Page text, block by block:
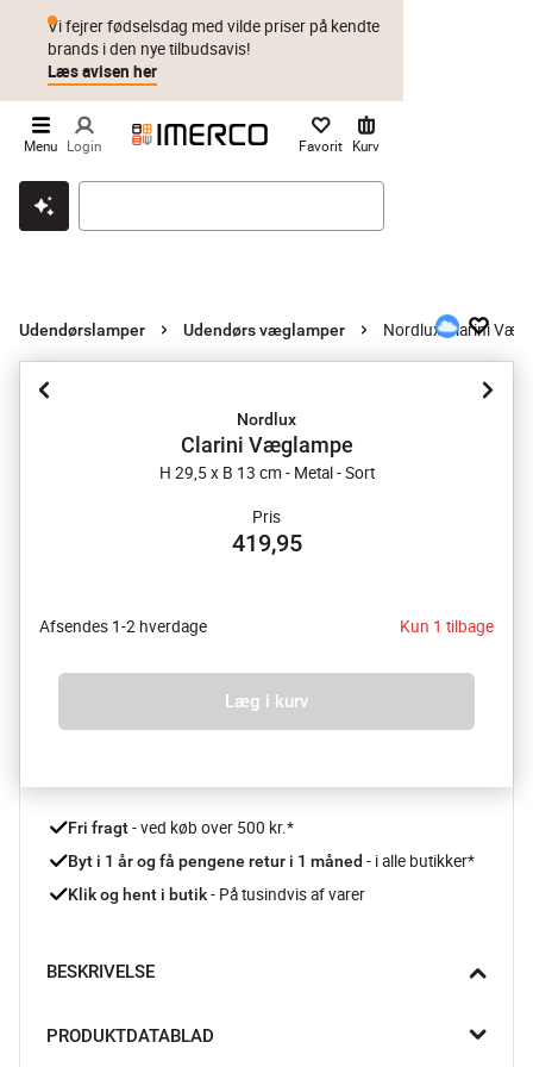
Klik & hent Byt i 1 år Prismatch
Vi fejrer fødselsdag med vilde priser på kendte
brands i den nye tilbudsavis!
Læs avisen her
Menu Login Favorit Kurv
Udendørslamper Udendørs væglamper Nordlux Clarini
Nordlux
Clarini Væglampe
H 29,5 x B 13 cm - Metal - Sort
Pris
419,95
Afsendes 1-2 hverdage Kun 1 tilbage
Læg i kurv
Fri fragt - ved køb over 500 kr.*
Byt i 1 år og få pengene retur i 1 måned - i alle butikker*
Klik og hent i butik - På tusindvis af varer
BESKRIVELSE
stemningsfuldt lys langs facaden, ved hoveddøren eller på
PRODUKTDATABLAD